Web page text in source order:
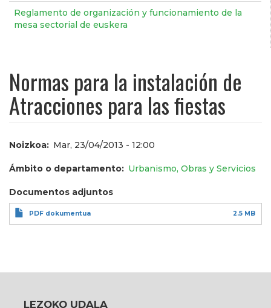
Reglamento de organización y funcionamiento de la
mesa sectorial de euskera
Normas para la instalación de
Atracciones para las fiestas
Noizkoa Mar, 23/04/2013 - 12:00
Ámbito o departamento Urbanismo, Obras y Servicios
Documentos adjuntos
PDF dokumentua 2.5 MB
LEZOKO UDALA